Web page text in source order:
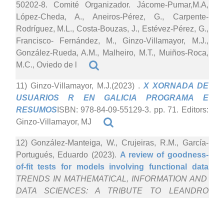
50202-8. Comité Organizador. Jácome-Pumar,M.A,
López-Cheda, A., Aneiros-Pérez, G., Carpente-
Rodríguez, M.L., Costa-Bouzas, J., Estévez-Pérez, G.,
Francisco- Fernández, M., Ginzo-Villamayor, M.J.,
González-Rueda, A.M., Malheiro, M.T., Muiños-Roca,
M.C., Oviedo de l
11) Ginzo-Villamayor, M.J.(2023) . X XORNADA DE
USUARIOS R EN GALICIA PROGRAMA E
RESUMOSISBN: 978-84-09-55129-3. pp. 71. Editors:
Ginzo-Villamayor, MJ
12) González-Manteiga, W., Crujeiras, R.M., García-
Portugués, Eduardo (2023). A review of goodness-
of-fit tests for models involving functional data
TRENDS IN MATHEMATICAL, INFORMATION AND
DATA SCIENCES: A TRIBUTE TO LEANDRO